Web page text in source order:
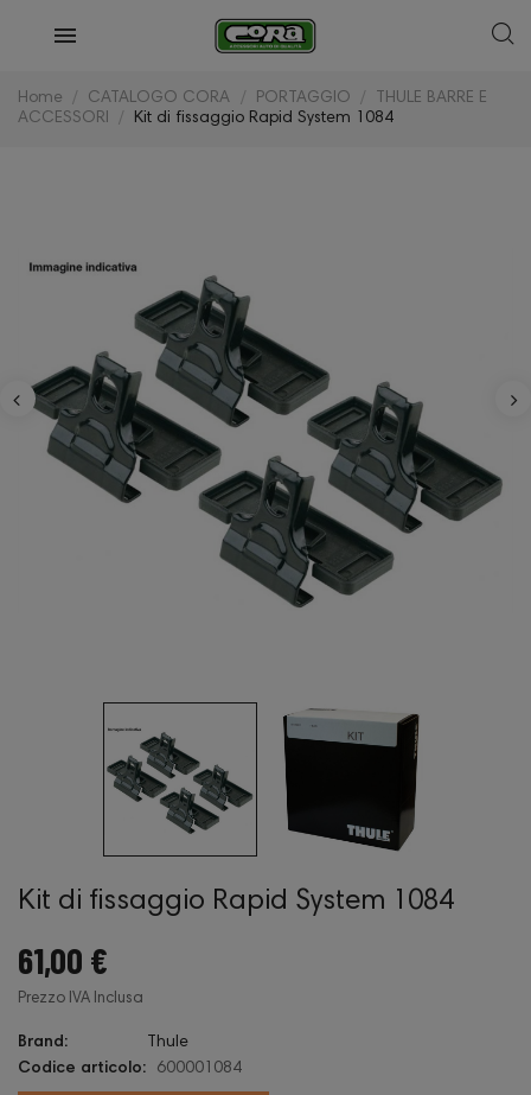
Home CATALOGO CORA PORTAGGIO
THULE BARRE E
ACCESSORI
Kit di fissaggio Rapid System 1084
Kit di fissaggio Rapid System 1084
61,00 €
Prezzo IVA Inclusa
Brand:
Thule
Codice articolo:
600001084